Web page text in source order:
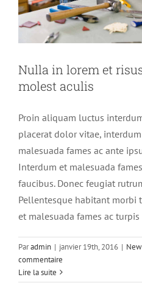
Nulla in lorem et
molest aculis
Proin aliquam luctus
placerat dolor vitae,
malesuada fames ac ante
Interdum et malesuada
faucibus. Donec feugiat
Pellentesque habitant morbi
et malesuada fames ac turpis
Paradmin | janvier 19th, 2016 |
commentaire
Lire la suite